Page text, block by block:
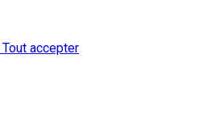
Tout accepter